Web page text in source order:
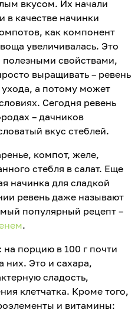
вкусом. Их начали
в качестве начинки
как компонент
увеличивалась. Это
полезными свойствами,
выращивать – ревень
ухода, а потому может
Сегодня ревень
– дачников
вкус стеблей.
компот, желе,
стебля в салат. Еще
начинка для сладкой
ревень даже называют
популярный рецепт –
.
на порцию в 100 г почти
них. Это и сахара,
сладость,
клетчатка. Кроме того,
и витамины: